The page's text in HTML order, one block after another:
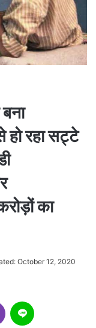
रहा सट्टे
का
October 12, 2020
Viber